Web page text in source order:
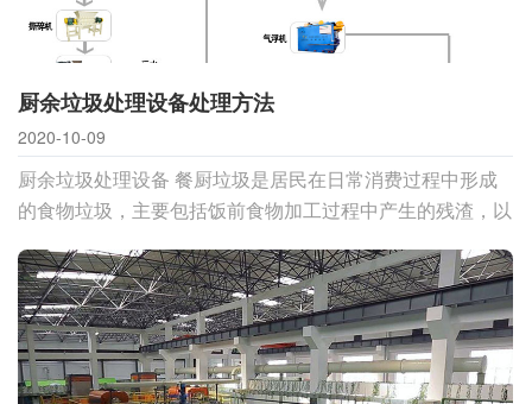
厨余垃圾处理设备处理方法
2020-10-09
厨余垃圾处理设备 餐厨垃圾是居民在日常消费过程中形成
的食物垃圾，主要包括饭前食物加工过程中产生的残渣，以
高、营养丰